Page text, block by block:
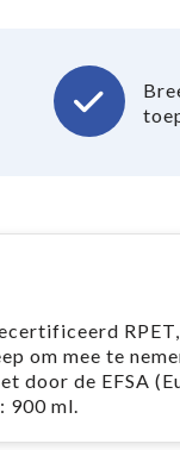
om mee te
door de EFSA
900 ml.